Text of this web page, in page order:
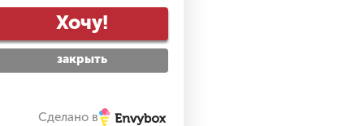
416.5 Н∙м при 1500 об/мин
Хочу!
закрыть
Сделано в